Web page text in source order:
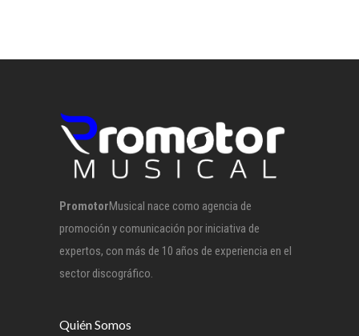
PromotorMusical nace como agencia de
promoción y comunicación por iniciativa de
expertos, con más de 10 años de experiencia en el
sector discográfico.
Quién Somos